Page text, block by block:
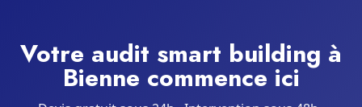
Votre audit smart building à
Bienne commence ici